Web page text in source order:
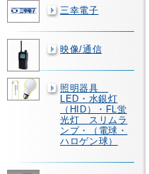
三幸電子
映像/通信
照明器具
LED・水銀灯
（HID）・FL蛍
光灯 スリムラ
ンプ・（電球・
ハロゲン球）